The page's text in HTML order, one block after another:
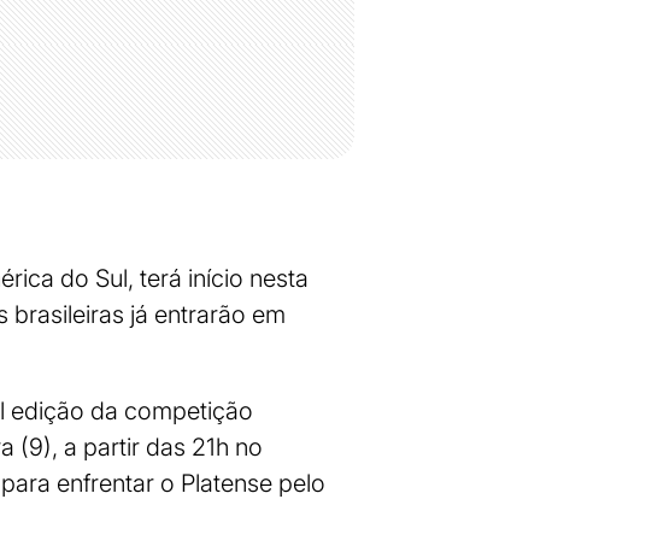
do Sul, terá início nesta
brasileiras já entrarão em
edição da competição
(9), a partir das 21h no
enfrentar o Platense pelo